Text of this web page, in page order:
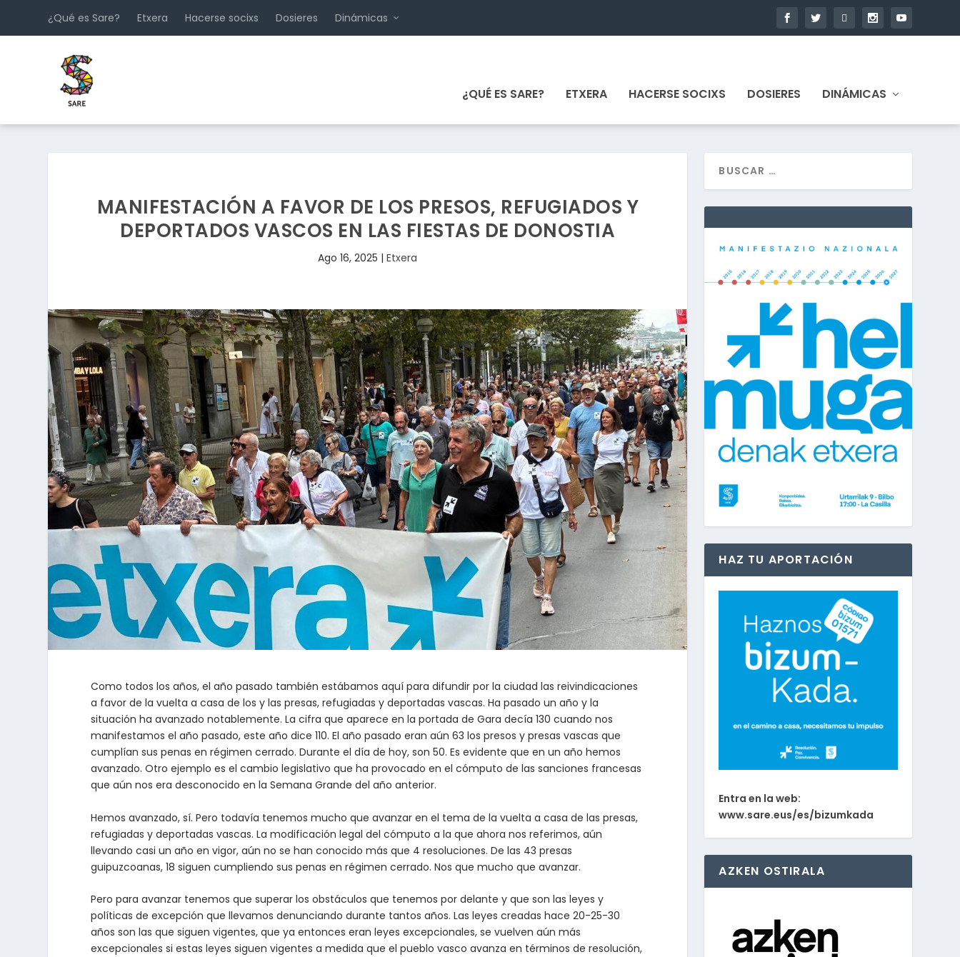
¿Qué es Sare? Etxera Hacerse socixs Dosieres Dinámicas
¿QUÉ ES SARE? ETXERA HACERSE SOCIXS DOSIERES DINÁMICAS
MANIFESTACIÓN A FAVOR DE LOS PRESOS, REFUGIADOS Y
DEPORTADOS VASCOS EN LAS FIESTAS DE DONOSTIA
Ago 16, 2025 |Etxera
Como todos los años, el año pasado también estábamos aquí para difundir por la ciudad las reivindicaciones
a favor de la vuelta a casa de los y las presas, refugiadas y deportadas vascas. Ha pasado un año y la
situación ha avanzado notablemente. La cifra que aparece en la portada de Gara decía 130 cuando nos
manifestamos el año pasado, este año dice 110. El año pasado eran aún 63 los presos y presas vascas que
cumplían sus penas en régimen cerrado. Durante el día de hoy, son 50. Es evidente que en un año hemos
avanzado. Otro ejemplo es el cambio legislativo que ha provocado en el cómputo de las sanciones francesas
que aún nos era desconocido en la Semana Grande del año anterior.
Hemos avanzado, sí. Pero todavía tenemos mucho que avanzar en el tema de la vuelta a casa de las presas,
refugiadas y deportadas vascas. La modificación legal del cómputo a la que ahora nos referimos, aún
llevando casi un año en vigor, aún no se han conocido más que 4 resoluciones. De las 43 presas
guipuzcoanas, 18 siguen cumpliendo sus penas en régimen cerrado. Nos que mucho que avanzar.
Pero para avanzar tenemos que superar los obstáculos que tenemos por delante y que son las leyes y
políticas de excepción que llevamos denunciando durante tantos años. Las leyes creadas hace 20-25-30
años son las que siguen vigentes, que ya entonces eran leyes excepcionales, se vuelven aún más
excepcionales si estas leyes siguen vigentes a medida que el pueblo vasco avanza en términos de resolución,
HAZ TU APORTACIÓN
Entra en la web:
www.sare.eus/es/bizumkada
AZKEN OSTIRALA